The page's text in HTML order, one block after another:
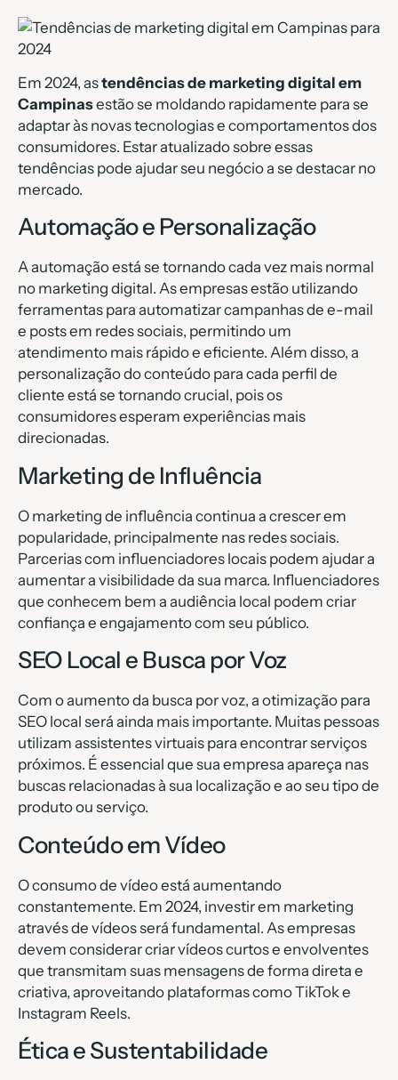
Em 2024, astendências de marketing digital em
Campinasestão se moldando rapidamente para se
adaptar às novas tecnologias e comportamentos dos
consumidores. Estar atualizado sobre essas
tendências pode ajudar seu negócio a se destacar no
mercado.
Automação e Personalização
A automação está se tornando cada vez mais normal
no marketing digital. As empresas estão utilizando
ferramentas para automatizar campanhas de e-mail
e posts em redes sociais, permitindo um
atendimento mais rápido e eficiente. Além disso, a
personalização do conteúdo para cada perfil de
cliente está se tornando crucial, pois os
consumidores esperam experiências mais
direcionadas.
Marketing de Influência
O marketing de influência continua a crescer em
popularidade, principalmente nas redes sociais.
Parcerias com influenciadores locais podem ajudar a
aumentar a visibilidade da sua marca. Influenciadores
que conhecem bem a audiência local podem criar
confiança e engajamento com seu público.
SEO Local e Busca por Voz
Com o aumento da busca por voz, a otimização para
SEO local será ainda mais importante. Muitas pessoas
utilizam assistentes virtuais para encontrar serviços
próximos. É essencial que sua empresa apareça nas
buscas relacionadas à sua localização e ao seu tipo de
produto ou serviço.
Conteúdo em Vídeo
O consumo de vídeo está aumentando
constantemente. Em 2024, investir em marketing
através de vídeos será fundamental. As empresas
devem considerar criar vídeos curtos e envolventes
que transmitam suas mensagens de forma direta e
criativa, aproveitando plataformas como TikTok e
Instagram Reels.
Ética e Sustentabilidade